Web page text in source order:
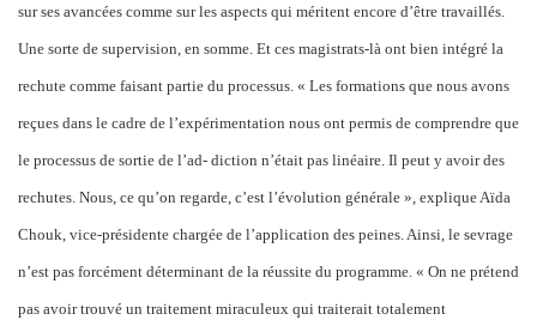
sur ses avancées comme sur les aspects qui méritent encore d’être travaillés.
Une sorte de supervision, en somme. Et ces magistrats-là ont bien intégré la
rechute comme faisant partie du processus. « Les formations que nous avons
reçues dans le cadre de l’expérimentation nous ont permis de comprendre que
le processus de sortie de l’ad- diction n’était pas linéaire. Il peut y avoir des
rechutes. Nous, ce qu’on regarde, c’est l’évolution générale », explique Aïda
Chouk, vice-présidente chargée de l’application des peines. Ainsi, le sevrage
n’est pas forcément déterminant de la réussite du programme. « On ne prétend
pas avoir trouvé un traitement miraculeux qui traiterait totalement